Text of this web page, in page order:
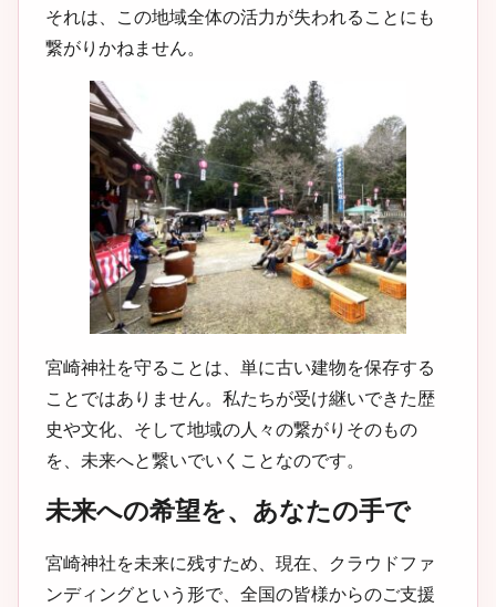
それは、この地域全体の活力が失われることにも
繋がりかねません。
宮崎神社を守ることは、単に古い建物を保存する
ことではありません。私たちが受け継いできた歴
史や文化、そして地域の人々の繋がりそのもの
を、未来へと繋いでいくことなのです。
未来への希望を、あなたの手で
宮崎神社を未来に残すため、現在、クラウドファ
ンディングという形で、全国の皆様からのご支援